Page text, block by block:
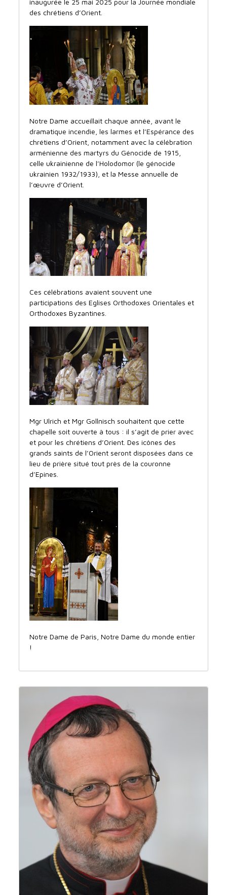
inaugurée le 25 mai 2025 pour la Journée mondiale
des chrétiens d’Orient.
Notre Dame accueillait chaque année, avant le
dramatique incendie, les larmes et l’Espérance des
chrétiens d’Orient, notamment avec la célébration
arménienne des martyrs du Génocide de 1915,
celle ukrainienne de l’Holodomor (le génocide
ukrainien 1932/1933), et la Messe annuelle de
l’œuvre d’Orient.
Ces célébrations avaient souvent une
participations des Eglises Orthodoxes Orientales et
Orthodoxes Byzantines.
Mgr Ulrich et Mgr Gollnisch souhaitent que cette
chapelle soit ouverte à tous : il s’agit de prier avec
et pour les chrétiens d’Orient. Des icônes des
grands saints de l’Orient seront disposées dans ce
lieu de prière situé tout près de la couronne
d’Epines.
Notre Dame de Paris, Notre Dame du monde entier
!